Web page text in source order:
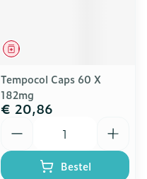
Geneesmiddel
Tempocol Caps 60 X
182mg
€ 20,86
Bestel